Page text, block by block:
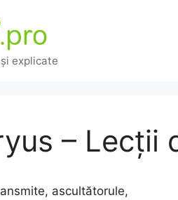
explicate
– Lecții
ascultătorule,